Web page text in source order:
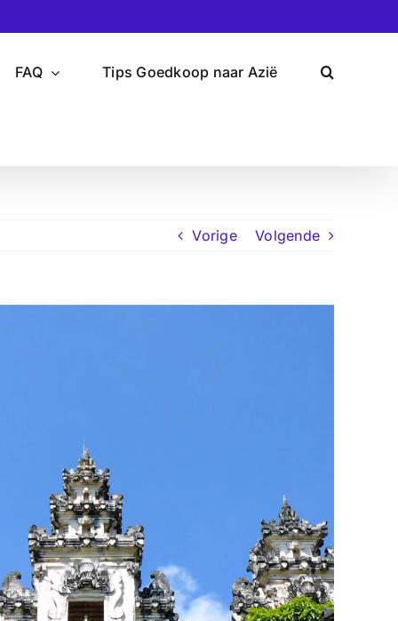
FAQ Tips Goedkoop naar Azië
Vorige Volgende